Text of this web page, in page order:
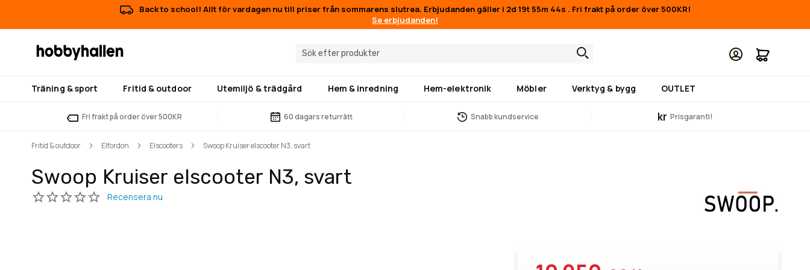
Back to school! Allt för vardagen nu till priser från sommarens slutrea. Erbjudanden gäller i 2d 19t 55m 43s . Fri frakt på order över 500KR!
Se erbjudanden!
Min
Träning & sport Fritid & outdoor Utemiljö & trädgård Hem & inredning Hem-elektronik Möbler Verktyg & bygg OUTLET
Fri frakt på order över 500KR 60 dagars returrätt Snabb kundservice kr Prisgaranti!
Fritid & outdoor Elfordon Elscooters Swoop Kruiser elscooter N3, svart
Swoop Kruiser elscooter N3, svart